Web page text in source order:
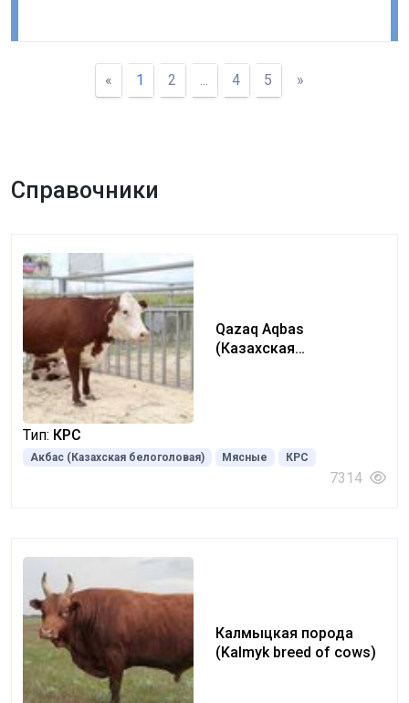
« 1 2 ... 4 5 »
Справочники
Qazaq Aqbas
(Казахская
Тип: КРС
Акбас (Казахская белоголовая) Мясные КРС
7314
Калмыцкая порода
(Kalmyk breed of cows)